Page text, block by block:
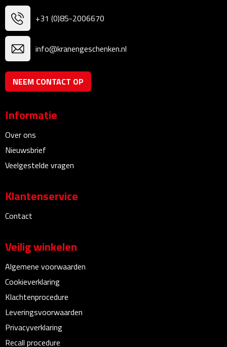
Naambadges & naamkaarthouders
Stickers
Visitekaartjes
Vlaggen
Bureauklokken
Bureaulampen
Bureau ventilatoren
Boekenleggers
Briefopeners
Gummen
+31 (0)85-2006670
info@kranengeschenken.nl
NEEM CONTACT OP
Informatie
Over ons
Nieuwsbrief
Veelgestelde vragen
Klantenservice
Contact
Veilig winkelen
Algemene voorwaarden
Cookieverklaring
Klachtenprocedure
Leveringsvoorwaarden
Privacyverklaring
Recall procedure